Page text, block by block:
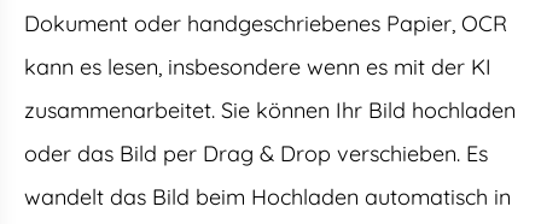
Dokument oder handgeschriebenes Papier, OCR
kann es lesen, insbesondere wenn es mit der KI
zusammenarbeitet. Sie können Ihr Bild hochladen
oder das Bild per Drag & Drop verschieben. Es
wandelt das Bild beim Hochladen automatisch in